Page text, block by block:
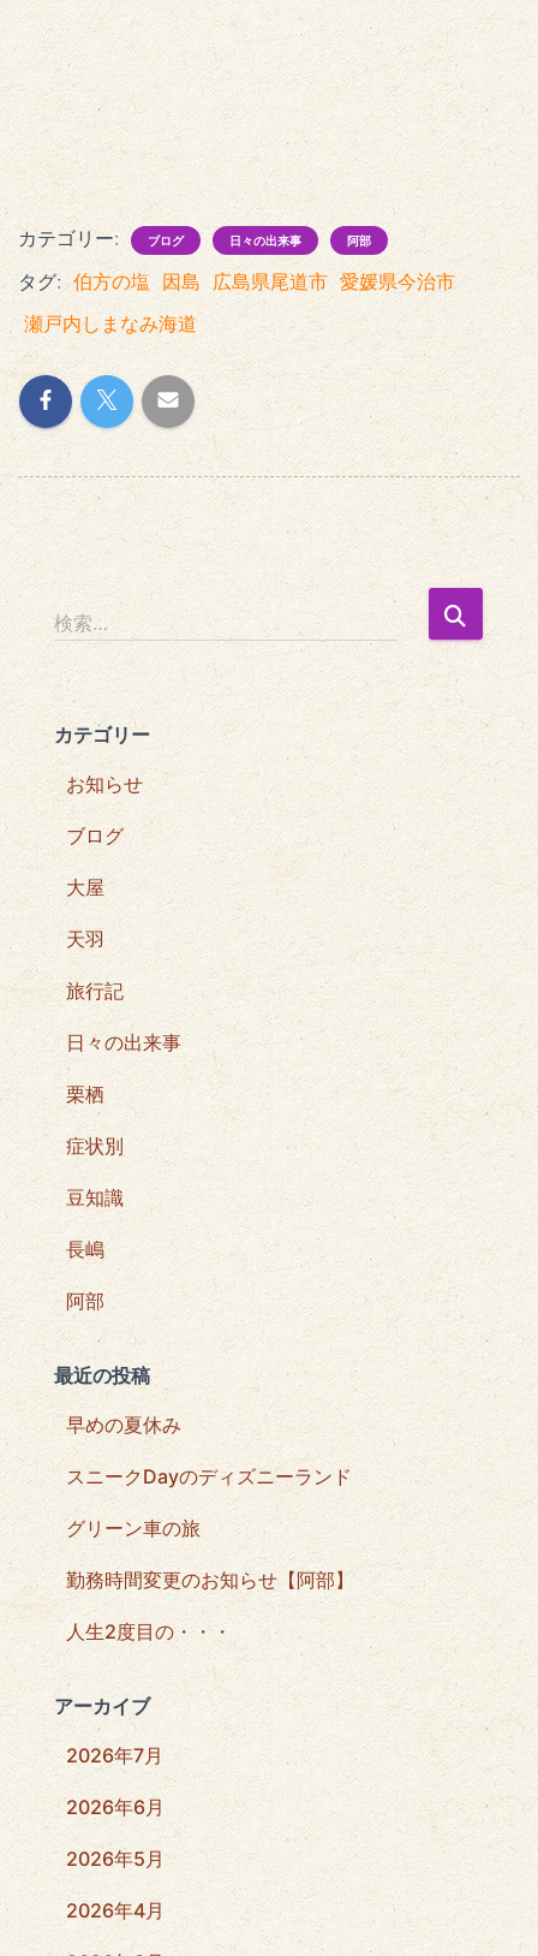
カテゴリー: ブログ 日々の出来事 阿部
タグ: 伯方の塩 因島 広島県尾道市 愛媛県今治市
瀬戸内しまなみ海道
検
索
:
検索…
カテゴリー
お知らせ
ブログ
大屋
天羽
旅行記
日々の出来事
栗栖
症状別
豆知識
長嶋
阿部
最近の投稿
早めの夏休み
スニークDayのディズニーランド
グリーン車の旅
勤務時間変更のお知らせ【阿部】
人生2度目の・・・
アーカイブ
2026年7月
2026年6月
2026年5月
2026年4月